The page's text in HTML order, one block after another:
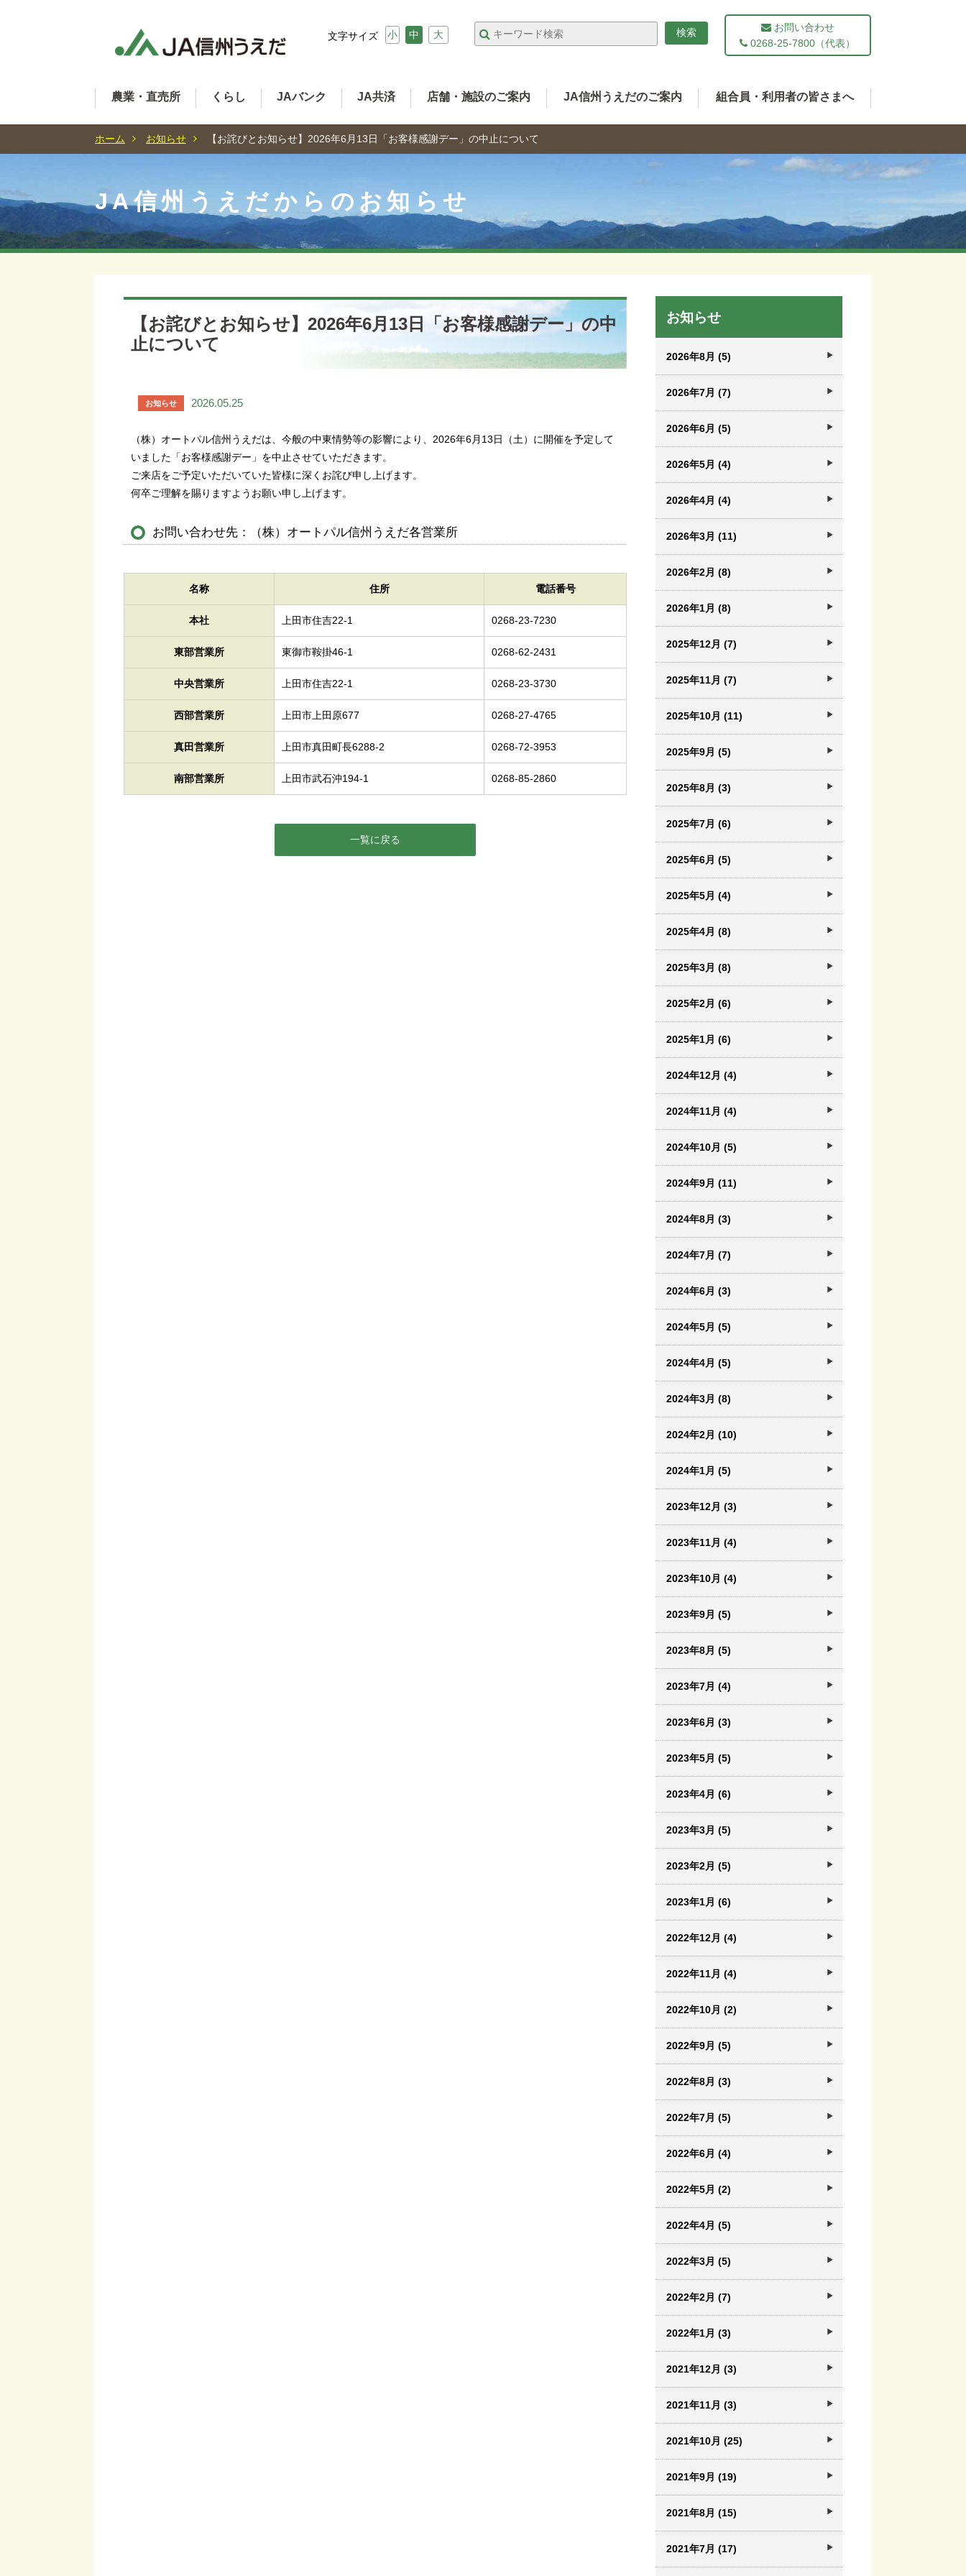
文字サイズ 小 中 大
お問い合わせ
0268-25-7800（代表）
農業・直売所 くらし JAバンク JA共済 店舗・施設のご案内 JA信州うえだのご案内 組合員・利用者の皆さまへ
ホーム お知らせ 【お詫びとお知らせ】2026年6月13日「お客様感謝デー」の中止について
JA信州うえだからのお知らせ
【お詫びとお知らせ】2026年6月13日「お客様感謝デー」の中
止について
お知らせ 2026.05.25
（株）オートパル信州うえだは、今般の中東情勢等の影響により、2026年6月13日（土）に開催を予定して
いました「お客様感謝デー」を中止させていただきます。
ご来店をご予定いただいていた皆様に深くお詫び申し上げます。
何卒ご理解を賜りますようお願い申し上げます。
お問い合わせ先：（株）オートパル信州うえだ各営業所
名称 住所 電話番号
本社 上田市住吉22-1 0268-23-7230
東部営業所 東御市鞍掛46-1 0268-62-2431
中央営業所 上田市住吉22-1 0268-23-3730
西部営業所 上田市上田原677 0268-27-4765
真田営業所 上田市真田町長6288-2 0268-72-3953
南部営業所 上田市武石沖194-1 0268-85-2860
一覧に戻る
お知らせ
2026年8月 (5)
2026年7月 (7)
2026年6月 (5)
2026年5月 (4)
2026年4月 (4)
2026年3月 (11)
2026年2月 (8)
2026年1月 (8)
2025年12月 (7)
2025年11月 (7)
2025年10月 (11)
2025年9月 (5)
2025年8月 (3)
2025年7月 (6)
2025年6月 (5)
2025年5月 (4)
2025年4月 (8)
2025年3月 (8)
2025年2月 (6)
2025年1月 (6)
2024年12月 (4)
2024年11月 (4)
2024年10月 (5)
2024年9月 (11)
2024年8月 (3)
2024年7月 (7)
2024年6月 (3)
2024年5月 (5)
2024年4月 (5)
2024年3月 (8)
2024年2月 (10)
2024年1月 (5)
2023年12月 (3)
2023年11月 (4)
2023年10月 (4)
2023年9月 (5)
2023年8月 (5)
2023年7月 (4)
2023年6月 (3)
2023年5月 (5)
2023年4月 (6)
2023年3月 (5)
2023年2月 (5)
2023年1月 (6)
2022年12月 (4)
2022年11月 (4)
2022年10月 (2)
2022年9月 (5)
2022年8月 (3)
2022年7月 (5)
2022年6月 (4)
2022年5月 (2)
2022年4月 (5)
2022年3月 (5)
2022年2月 (7)
2022年1月 (3)
2021年12月 (3)
2021年11月 (3)
2021年10月 (25)
2021年9月 (19)
2021年8月 (15)
2021年7月 (17)